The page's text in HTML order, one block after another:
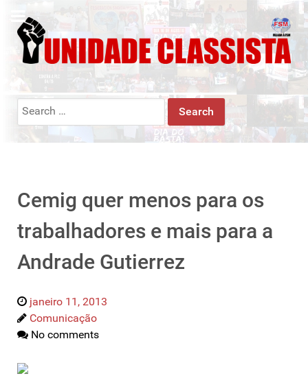
Search
Cemig quer menos para os
trabalhadores e mais para a
Andrade Gutierrez
janeiro 11, 2013
Comunicação
No comments